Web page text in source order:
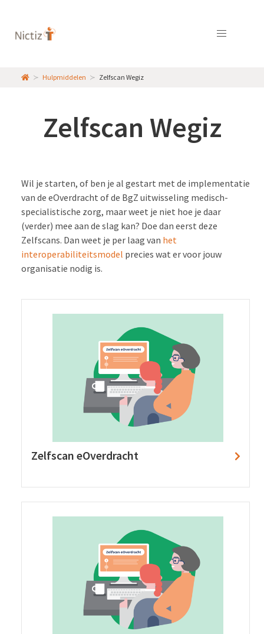
Hulpmiddelen Zelfscan Wegiz
Zelfscan Wegiz
Wil je starten, of ben je al gestart met de implementatie
van de eOverdracht of de BgZ uitwisseling medisch-
specialistische zorg, maar weet je niet hoe je daar
(verder) mee aan de slag kan? Doe dan eerst deze
Zelfscans. Dan weet je per laag van het
interoperabiliteitsmodel precies wat er voor jouw
organisatie nodig is.
Zelfscan eOverdracht